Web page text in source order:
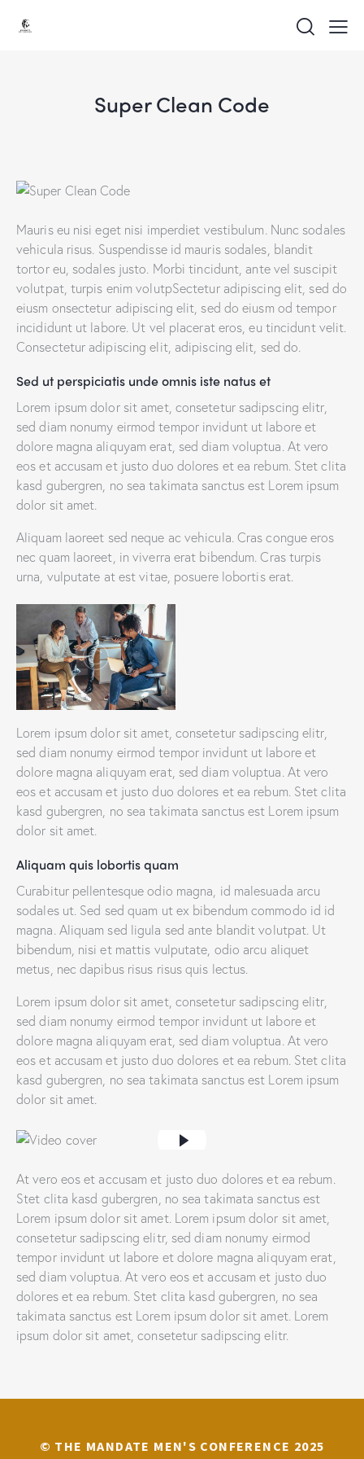
Super Clean Code
Mauris eu nisi eget nisi imperdiet vestibulum. Nunc sodales
vehicula risus. Suspendisse id mauris sodales, blandit
tortor eu, sodales justo. Morbi tincidunt, ante vel suscipit
volutpat, turpis enim volutpSectetur adipiscing elit, sed do
eiusm onsectetur adipiscing elit, sed do eiusm od tempor
incididunt ut labore. Ut vel placerat eros, eu tincidunt velit.
Consectetur adipiscing elit, adipiscing elit, sed do.
Sed ut perspiciatis unde omnis iste natus et
Lorem ipsum dolor sit amet, consetetur sadipscing elitr,
sed diam nonumy eirmod tempor invidunt ut labore et
dolore magna aliquyam erat, sed diam voluptua. At vero
eos et accusam et justo duo dolores et ea rebum. Stet clita
kasd gubergren, no sea takimata sanctus est Lorem ipsum
dolor sit amet.
Aliquam laoreet sed neque ac vehicula. Cras congue eros
nec quam laoreet, in viverra erat bibendum. Cras turpis
urna, vulputate at est vitae, posuere lobortis erat.
Lorem ipsum dolor sit amet, consetetur sadipscing elitr,
sed diam nonumy eirmod tempor invidunt ut labore et
dolore magna aliquyam erat, sed diam voluptua. At vero
eos et accusam et justo duo dolores et ea rebum. Stet clita
kasd gubergren, no sea takimata sanctus est Lorem ipsum
dolor sit amet.
Aliquam quis lobortis quam
Curabitur pellentesque odio magna, id malesuada arcu
sodales ut. Sed sed quam ut ex bibendum commodo id id
magna. Aliquam sed ligula sed ante blandit volutpat. Ut
bibendum, nisi et mattis vulputate, odio arcu aliquet
metus, nec dapibus risus risus quis lectus.
Lorem ipsum dolor sit amet, consetetur sadipscing elitr,
sed diam nonumy eirmod tempor invidunt ut labore et
dolore magna aliquyam erat, sed diam voluptua. At vero
eos et accusam et justo duo dolores et ea rebum. Stet clita
kasd gubergren, no sea takimata sanctus est Lorem ipsum
dolor sit amet.
At vero eos et accusam et justo duo dolores et ea rebum.
Stet clita kasd gubergren, no sea takimata sanctus est
Lorem ipsum dolor sit amet. Lorem ipsum dolor sit amet,
consetetur sadipscing elitr, sed diam nonumy eirmod
tempor invidunt ut labore et dolore magna aliquyam erat,
sed diam voluptua. At vero eos et accusam et justo duo
dolores et ea rebum. Stet clita kasd gubergren, no sea
takimata sanctus est Lorem ipsum dolor sit amet. Lorem
ipsum dolor sit amet, consetetur sadipscing elitr.
© THE MANDATE MEN'S CONFERENCE 2025